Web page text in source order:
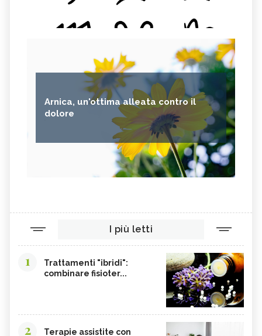
Arnica, un'ottima alleata contro il
dolore
I più letti
1
Trattamenti "ibridi":
combinare fisioter...
2
Terapie assistite con